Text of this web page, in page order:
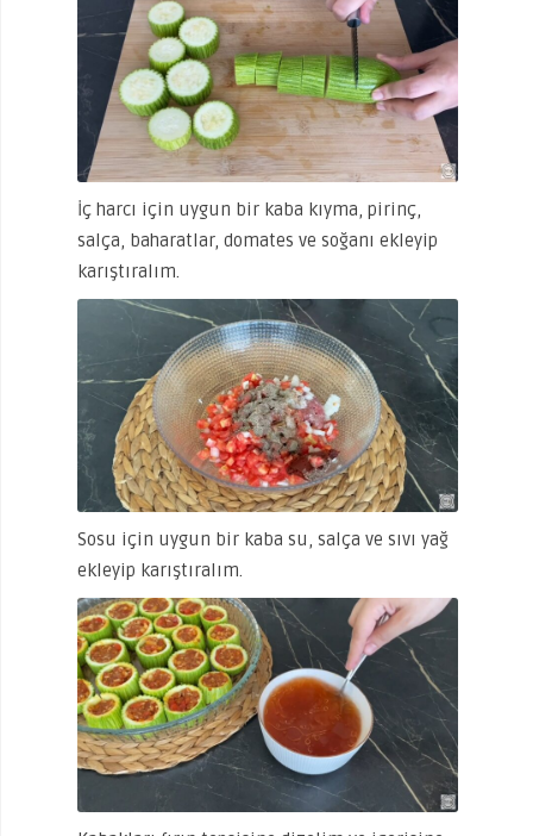
İç harcı için uygun bir kaba kıyma, pirinç,
salça, baharatlar, domates ve soğanı ekleyip
karıştıralım.
Sosu için uygun bir kaba su, salça ve sıvı yağ
ekleyip karıştıralım.